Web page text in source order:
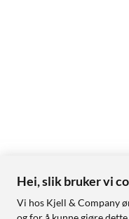
Hei, slik bruker vi
Vi hos Kjell & Company